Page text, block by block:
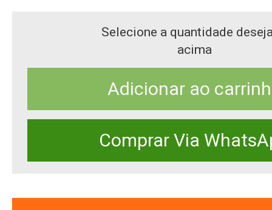
Selecione a quantidade
acima
Adicionar ao
Comprar Via